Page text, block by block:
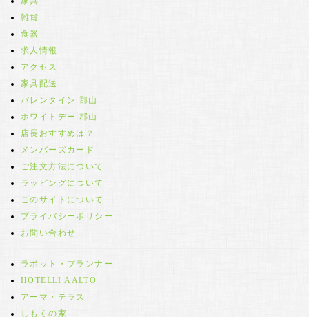
雑貨
食器
求人情報
アクセス
家具配送
バレンタイン 郡山
ホワイトデー 郡山
店長おすすめは？
メンバーズカード
ご注文方法について
ラッピングについて
このサイトについて
プライバシーポリシー
お問い合わせ
ラボット・プランナー
HOTELLI AALTO
アーマ・テラス
しもくの家